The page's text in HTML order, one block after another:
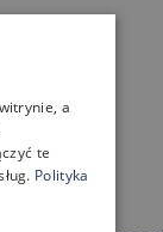
a
te
Polityka